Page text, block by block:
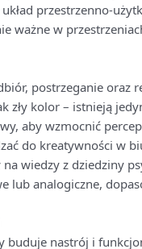
przestrzenno-
ważne w
postrzeganie oraz
zły kolor – istnieją
aby wzmocnić
do kreatywności w
wiedzy z dziedziny
lub analogiczne,
nastrój i